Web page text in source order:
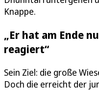
Knappe.
„Er hat am Ende
reagiert“
Sein Ziel: die große
Doch die erreicht der